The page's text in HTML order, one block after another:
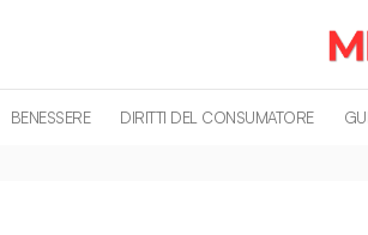
BENESSERE DIRITTI DEL CONSUMATORE